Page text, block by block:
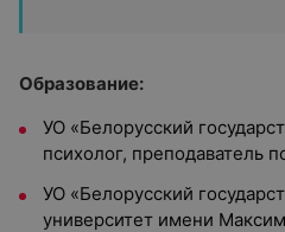
Образование:
УО «Белорусский
психолог, преподаватель
УО «Белорусский
университет имени